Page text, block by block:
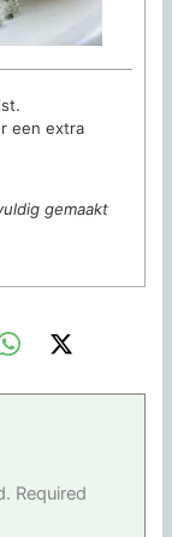
een extra
gemaakt
Required